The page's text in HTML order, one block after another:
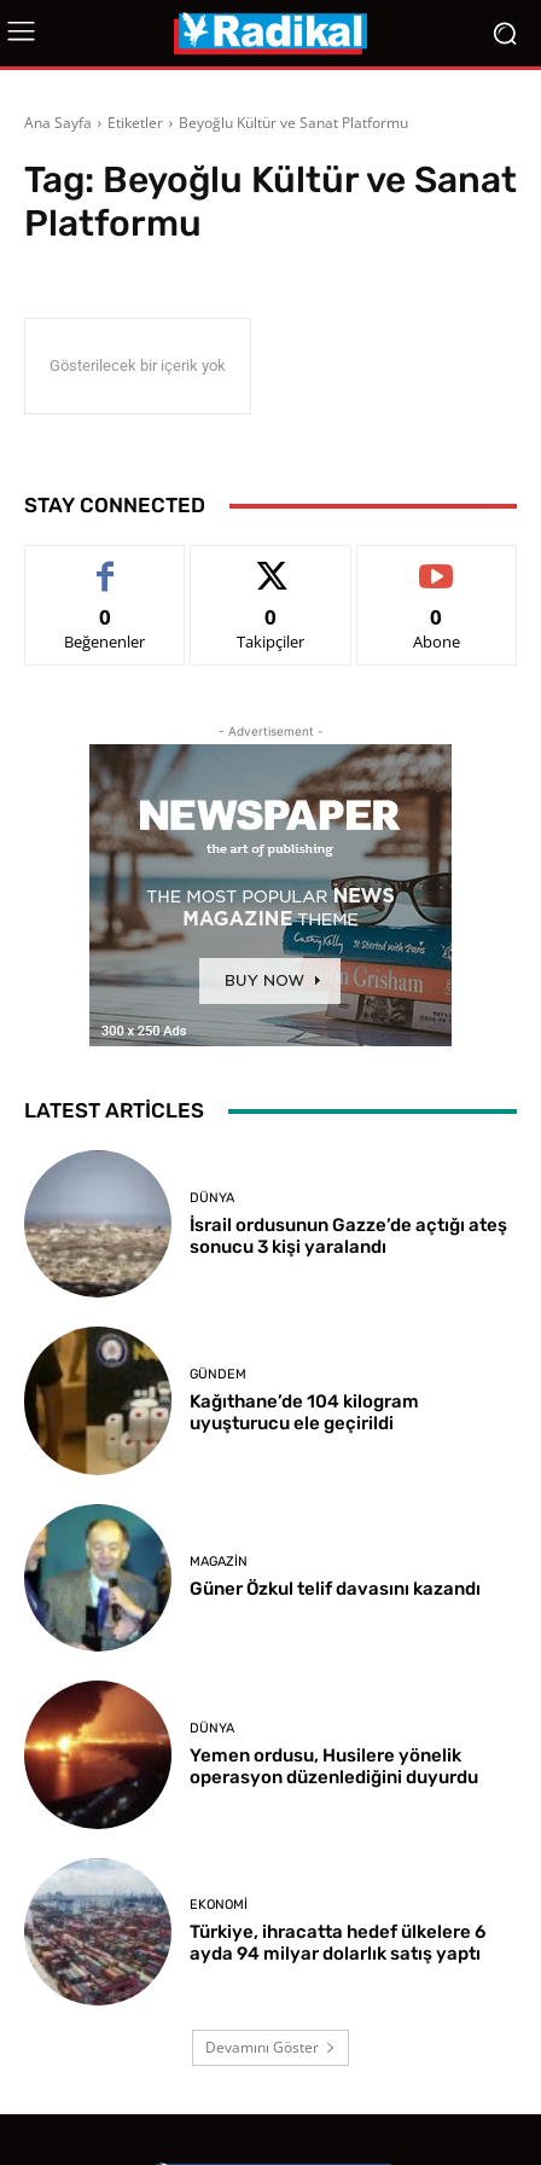
Ana Sayfa Etiketler Beyoğlu Kültür ve Sanat Platformu
Tag: Beyoğlu Kültür ve Sanat
Platformu
Gösterilecek bir içerik yok
STAY CONNECTED
0
Beğenenler
0
Takipçiler
0
Abone
- Advertisement -
LATEST ARTICLES
DÜNYA
İsrail ordusunun Gazze’de açtığı ateş
sonucu 3 kişi yaralandı
GÜNDEM
Kağıthane’de 104 kilogram
uyuşturucu ele geçirildi
MAGAZIN
Güner Özkul telif davasını kazandı
DÜNYA
Yemen ordusu, Husilere yönelik
operasyon düzenlediğini duyurdu
EKONOMI
Türkiye, ihracatta hedef ülkelere 6
ayda 94 milyar dolarlık satış yaptı
Devamını Göster